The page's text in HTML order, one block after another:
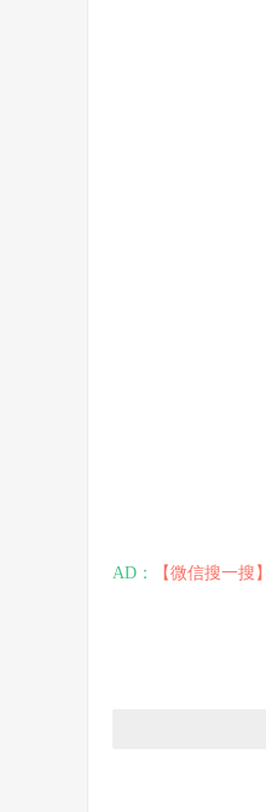
AD： 【微信搜一搜】